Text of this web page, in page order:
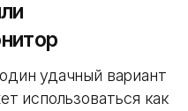
удачный вариант
использоваться как